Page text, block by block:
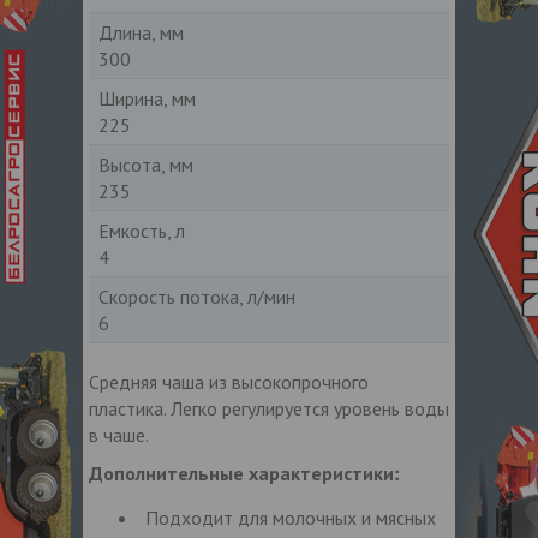
Длина, мм
300
Ширина, мм
225
Высота, мм
235
Емкость, л
4
Скорость потока, л/мин
6
Средняя чаша из высокопрочного
пластика. Легко регулируется уровень воды
в чаше.
Дополнительные характеристики:
Подходит для молочных и мясных